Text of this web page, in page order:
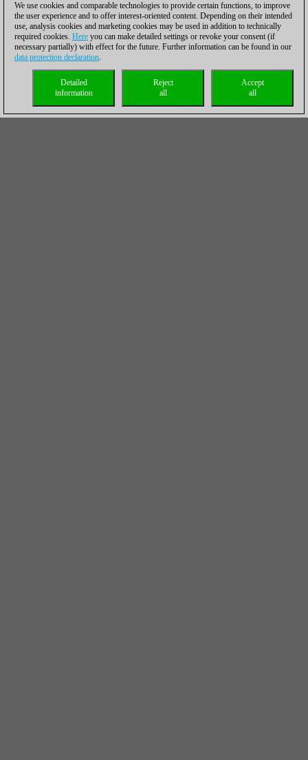
Sección femenina
We use cookies and comparable technologies to provide certain functions, to improve
the user experience and to offer interest-oriented content. Depending on their intended
use, analysis cookies and marketing cookies may be used in addition to technically
required cookies. Here you can make detailed settings or revoke your consent (if
necessary partially) with effect for the future. Further information can be found in our
data protection declaration.
Accept
all
Reject
all
Detailed
information